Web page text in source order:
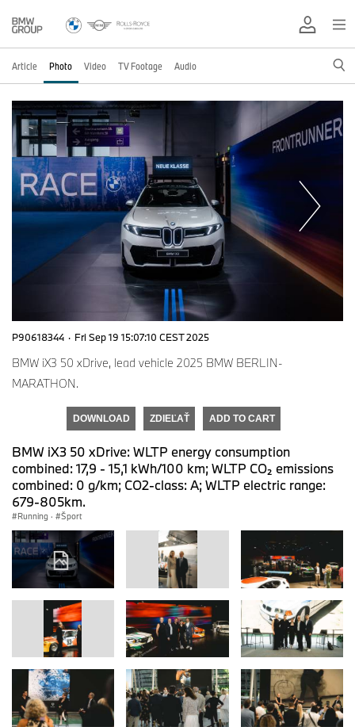
Article Photo Video TV Footage Audio
P90618344 · Fri Sep 19 15:07:10 CEST 2025
BMW iX3 50 xDrive, lead vehicle 2025 BMW BERLIN-
MARATHON.
DOWNLOAD ZDIEĽAŤ ADD TO CART
BMW iX3 50 xDrive: WLTP energy consumption
combined: 17,9 - 15,1 kWh/100 km; WLTP CO₂ emissions
combined: 0 g/km; CO2-class: A; WLTP electric range:
679-805km.
Running · Šport